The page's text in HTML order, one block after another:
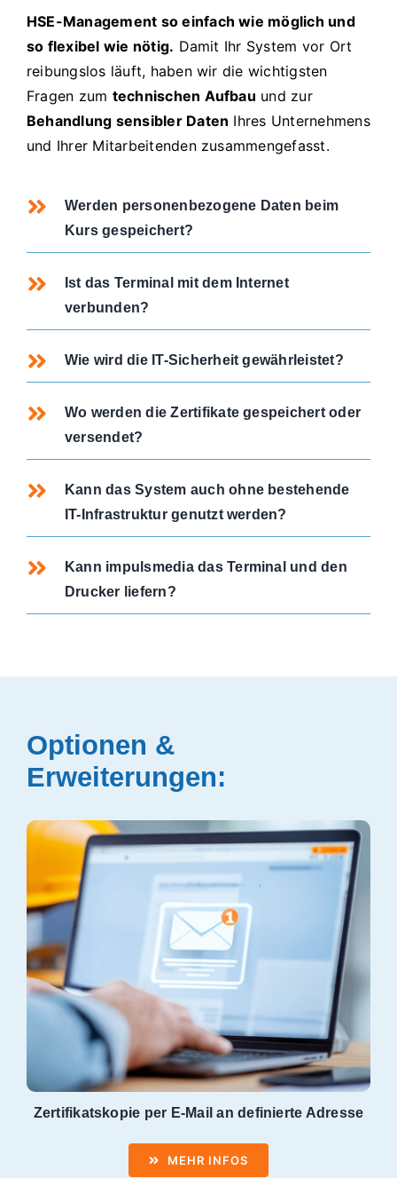
HSE-Management so einfach wie möglich und
so flexibel wie nötig. Damit Ihr System vor Ort
reibungslos läuft, haben wir die wichtigsten
Fragen zum technischen Aufbau und zur
Behandlung sensibler Daten Ihres Unternehmens
und Ihrer Mitarbeitenden zusammengefasst.
Werden personenbezogene Daten beim
Kurs gespeichert?
Ist das Terminal mit dem Internet
verbunden?
Wie wird die IT-Sicherheit gewährleistet?
Wo werden die Zertifikate gespeichert oder
versendet?
Kann das System auch ohne bestehende
IT-Infrastruktur genutzt werden?
Kann impulsmedia das Terminal und den
Drucker liefern?
Optionen &
Erweiterungen:
Zertifikatskopie per E‑Mail an definierte Adresse
MEHR INFOS